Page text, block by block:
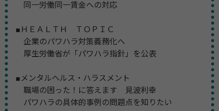
同一労働同一賃金への対応
■ＨＥＡＬＴＨ ＴＯＰＩＣ
企業のパワハラ対策義務化へ
厚生労働省が「パワハラ指針」を公表
■メンタルヘルス・ハラスメント
職場の困った！に答えます 見波利幸
パワハラの具体的事例の問題点を知りたい